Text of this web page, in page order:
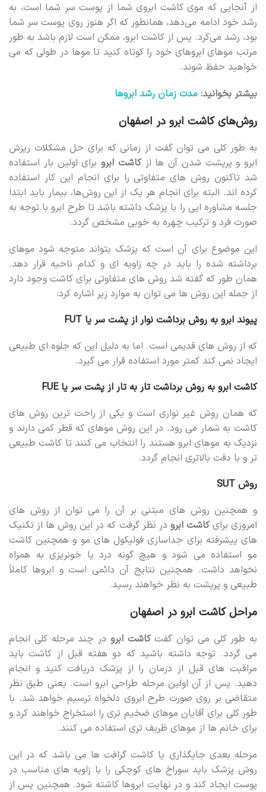
از آنجایی که موی کاشت ابروی شما از پوست سر شما است، به
رشد خود ادامه می‌دهد، همانطور که اگر هنوز روی پوست سر شما
بود، رشد می‌کرد. پس از کاشت ابرو، ممکن است لازم باشد به طور
مرتب موهای ابروهای خود را کوتاه کنید تا موها در طولی که می
خواهید حفظ شوند.
بیشتر بخوانید: مدت زمان رشد ابروها
روش‌های کاشت ابرو در اصفهان
به طور کلی می‌ توان گفت از زمانی که برای حل مشکلات ریزش
ابرو و پرپشت شدن آن ها ازکاشت ابرو برای اولین بار استفاده
شد تاکنون روش‌ های متفاوتی را برای انجام این کار استفاده
کرده اند. البته برای انجام هر یک از این روش‌ها، بیمار باید ابتدا
جلسه مشاوره ایی را با پزشک داشته باشد تا طرح ابرو با توجه به
صورت فرد و ترکیب چهره به خوبی مشخص گردد.
این موضوع برای آن است که پزشک بتواند متوجه شود موهای
برداشته شده را باید در چه زاویه ای و کدام ناحیه قرار دهد.
همان طور که گفته شد روش های متفاوتی برای کاشت وجود دارد
از جمله این روش ها می توان به موارد زیر اشاره کرد:
پیوند ابرو به روش برداشت نوار از پشت سر یا FUT
که از روش های قدیمی است. اما به دلیل این که جلوه‌ ای طبیعی
ایجاد نمی کند کمتر مورد استفاده قرار می ‌گیرد.
کاشت ابرو به روش برداشت تار به تار از پشت سر ‏یا FUE
که همان روش غیر نواری است و یکی از راحت ترین روش های
کاشت به شمار می رود. در این روش موهای که قطر کمی دارند و
نزدیک به موهای ابرو هستند را انتخاب می ‌کنند تا کاشت طبیعی
تر و با دقت بالاتری انجام گردد.
روش SUT
و همچنین روش های مبتنی بر آن را می توان از روش های
امروزی برایکاشت ابرو در نظر گرفت که در این روش ها از تکنیک
های پیشرفته برای جداسازی فولیکول های مو و همچنین کاشت
مو استفاده می ‌شود و هیچ گونه درد یا خونریزی به همراه
نخواهد داشت. همچنین نتایج آن دائمی است و ابروها کاملاً
طبیعی و پرپشت به نظر خواهند رسید.
مراحل کاشت ابرو در اصفهان
به طور کلی می‌ توان گفتکاشت ابرو در چند مرحله کلی انجام
می گردد. توجه داشته باشید که دو هفته قبل از کاشت باید
مراقبت های قبل از درمان را از پزشک دریافت کنید و انجام
دهید‌. پس از آن اولین مرحله طراحی ابرو است. یعنی طبق نظر
متقاضی بر روی صورت طرح ابروی دلخواه ترسیم خواهد شد. با
طور کلی برای آقایان موهای ضخیم تری را استخراج خواهند کرد و
برای خانم ها از موهای ظریف تری استفاده می کنند.
مرحله بعدی جایگذاری یا کاشت گرافت ها می باشد که در این
روش پزشک باید سوراخ های کوچکی را با زاویه های مناسب در
پوست ایجاد کند و در نهایت ابروها کاشته شود. همچنین پس از